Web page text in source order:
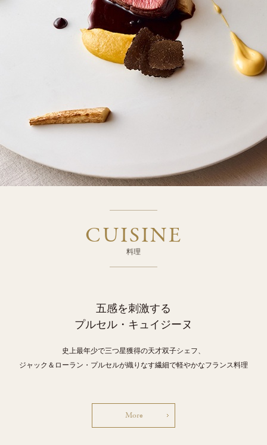
CUISINE
料理
五感を刺激する
プルセル・キュイジーヌ
史上最年少で三つ星獲得の天才双子シェフ、
ジャック＆ローラン・プルセルが織りなす繊細で軽やかなフランス料理
More